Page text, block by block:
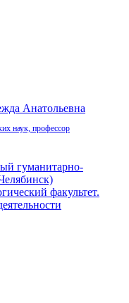
Анатольевна
наук, профессор
гуманитарно-
факультет.